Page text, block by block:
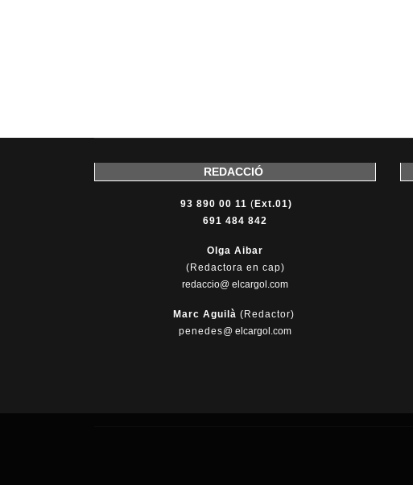
REDACCIÓ
93 890 00 11 ( Ext.01)
691 484 842
Olga Aibar
(Redactora en cap)
redaccio@ elcargol.com
Marc Aguilà (Redactor)
penedes@ elcargol.com